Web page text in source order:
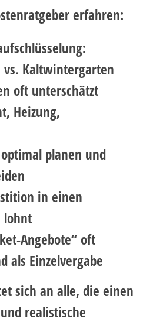
erfahren:
Kaltwintergarten
oft unterschätzt
Heizung,
planen und
in einen
lohnt
Angebote“ oft
als Einzelvergabe
sich an alle, die einen
realistische